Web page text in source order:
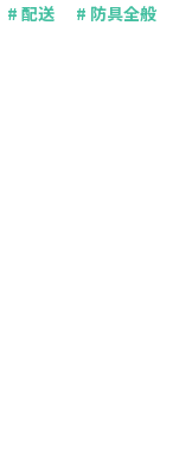
# 配送
# 防具全般